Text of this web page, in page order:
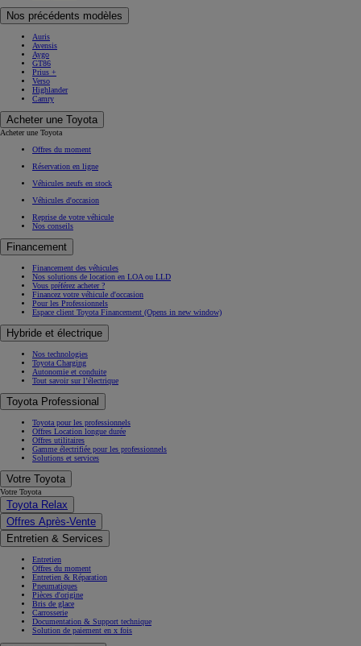
Nos précédents modèles
Auris
Avensis
Aygo
GT86
Prius +
Verso
Highlander
Camry
Acheter une Toyota
Acheter une Toyota
Offres du moment
Réservation en ligne
Véhicules neufs en stock
Véhicules d'occasion
Reprise de votre véhicule
Nos conseils
Financement
Financement des véhicules
Nos solutions de location en LOA ou LLD
Vous préférez acheter ?
Financez votre véhicule d'occasion
Pour les Professionnels
Espace client Toyota Financement (Opens in new window)
Hybride et électrique
Nos technologies
Toyota Charging
Autonomie et conduite
Tout savoir sur l’électrique
Toyota Professional
Toyota pour les professionnels
Offres Location longue durée
Offres utilitaires
Gamme électrifiée pour les professionnels
Solutions et services
Votre Toyota
Votre Toyota
Toyota Relax
Offres Après-Vente
Entretien & Services
Entretien
Offres du moment
Entretien & Réparation
Pneumatiques
Pièces d'origine
Bris de glace
Carrosserie
Documentation & Support technique
Solution de paiement en x fois